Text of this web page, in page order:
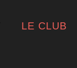
LE CLUB